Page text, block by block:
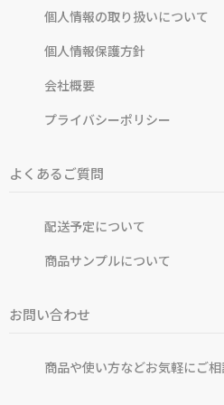
個人情報の取り扱いについて
個人情報保護方針
会社概要
プライバシーポリシー
よくあるご質問
配送予定について
商品サンプルについて
お問い合わせ
商品や使い方などお気軽にご